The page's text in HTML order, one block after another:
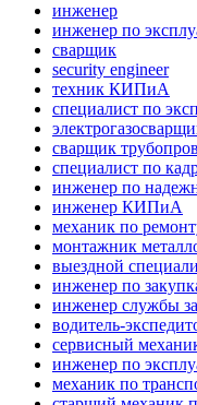
инженер
инженер по
сварщик
security engineer
техник КИПиА
специалист по
сварщик
специалист по
инженер по
инженер КИПиА
механик по
монтажник
выездной
инженер по
инженер службы
водитель-
сервисный
инженер по
механик по